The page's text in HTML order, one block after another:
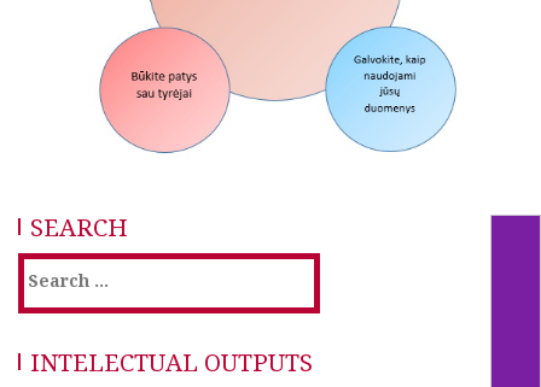
SEARCH
INTELECTUAL OUTPUTS